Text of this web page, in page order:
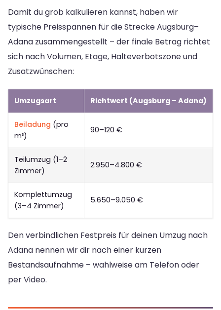
Damit du grob kalkulieren kannst, haben wir
typische Preisspannen für die Strecke Augsburg–
Adana zusammengestellt – der finale Betrag richtet
sich nach Volumen, Etage, Halteverbotszone und
Zusatzwünschen:
Umzugsart Richtwert (Augsburg – Adana)
Beiladung (pro
m³)
90–120 €
Teilumzug (1–2
Zimmer)
2.950–4.800 €
Komplettumzug
(3–4 Zimmer)
5.650–9.050 €
Den verbindlichen Festpreis für deinen Umzug nach
Adana nennen wir dir nach einer kurzen
Bestandsaufnahme – wahlweise am Telefon oder
per Video.